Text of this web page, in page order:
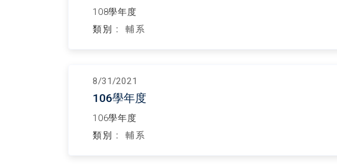
108學年度
類別 :
輔系
8/31/2021
106學年度
106學年度
類別 :
輔系